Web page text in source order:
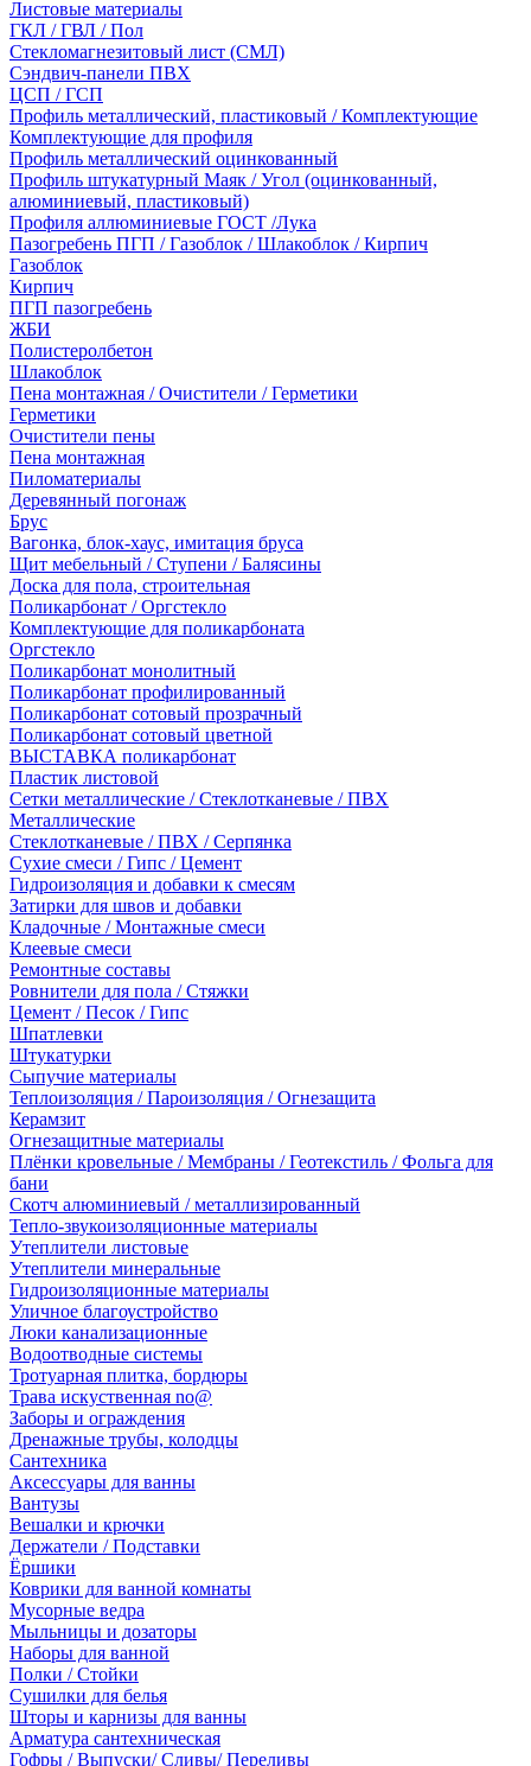
Листовые материалы
ГКЛ / ГВЛ / Пол
Стекломагнезитовый лист (СМЛ)
Сэндвич-панели ПВХ
ЦСП / ГСП
Профиль металлический, пластиковый / Комплектующие
Комплектующие для профиля
Профиль металлический оцинкованный
Профиль штукатурный Маяк / Угол (оцинкованный,
алюминиевый, пластиковый)
Профиля аллюминиевые ГОСТ /Лука
Пазогребень ПГП / Газоблок / Шлакоблок / Кирпич
Газоблок
Кирпич
ПГП пазогребень
ЖБИ
Полистеролбетон
Шлакоблок
Пена монтажная / Очистители / Герметики
Герметики
Очистители пены
Пена монтажная
Пиломатериалы
Деревянный погонаж
Брус
Вагонка, блок-хаус, имитация бруса
Щит мебельный / Ступени / Балясины
Доска для пола, строительная
Поликарбонат / Оргстекло
Комплектующие для поликарбоната
Оргстекло
Поликарбонат монолитный
Поликарбонат профилированный
Поликарбонат сотовый прозрачный
Поликарбонат сотовый цветной
ВЫСТАВКА поликарбонат
Пластик листовой
Сетки металлические / Стеклотканевые / ПВХ
Металлические
Стеклотканевые / ПВХ / Серпянка
Сухие смеси / Гипс / Цемент
Гидроизоляция и добавки к смесям
Затирки для швов и добавки
Кладочные / Монтажные смеси
Клеевые смеси
Ремонтные составы
Ровнители для пола / Стяжки
Цемент / Песок / Гипс
Шпатлевки
Штукатурки
Сыпучие материалы
Теплоизоляция / Пароизоляция / Огнезащита
Керамзит
Огнезащитные материалы
Плёнки кровельные / Мембраны / Геотекстиль / Фольга для
бани
Скотч алюминиевый / металлизированный
Тепло-звукоизоляционные материалы
Утеплители листовые
Утеплители минеральные
Гидроизоляционные материалы
Уличное благоустройство
Люки канализационные
Водоотводные системы
Тротуарная плитка, бордюры
Трава искуственная no@
Заборы и ограждения
Дренажные трубы, колодцы
Сантехника
Аксессуары для ванны
Вантузы
Вешалки и крючки
Держатели / Подставки
Ёршики
Коврики для ванной комнаты
Мусорные ведра
Мыльницы и дозаторы
Наборы для ванной
Полки / Стойки
Сушилки для белья
Шторы и карнизы для ванны
Арматура сантехническая
Гофры / Выпуски/ Сливы/ Переливы